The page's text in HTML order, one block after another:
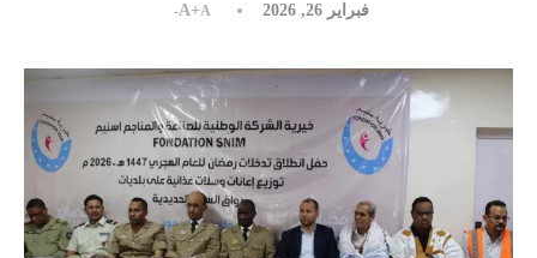
فبراير 26, 2026 A+A-